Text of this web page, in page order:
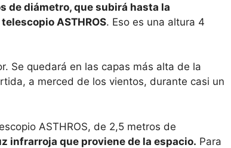
de diámetro, que subirá hasta la
ASTHROS. Eso es una altura 4
Se quedará en las capas más alta de la
a merced de los vientos, durante casi un
ASTHROS, de 2,5 metros de
infrarroja que proviene de la espacio. Para